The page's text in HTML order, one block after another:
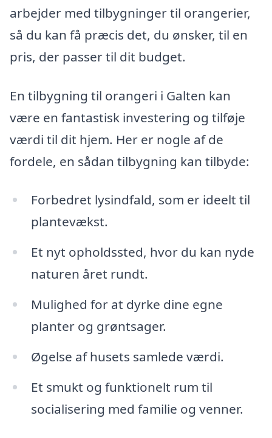
arbejder med tilbygninger til orangerier,
så du kan få præcis det, du ønsker, til en
pris, der passer til dit budget.
En tilbygning til orangeri i Galten kan
være en fantastisk investering og tilføje
værdi til dit hjem. Her er nogle af de
fordele, en sådan tilbygning kan tilbyde:
Forbedret lysindfald, som er ideelt til
plantevækst.
Et nyt opholdssted, hvor du kan nyde
naturen året rundt.
Mulighed for at dyrke dine egne
planter og grøntsager.
Øgelse af husets samlede værdi.
Et smukt og funktionelt rum til
socialisering med familie og venner.